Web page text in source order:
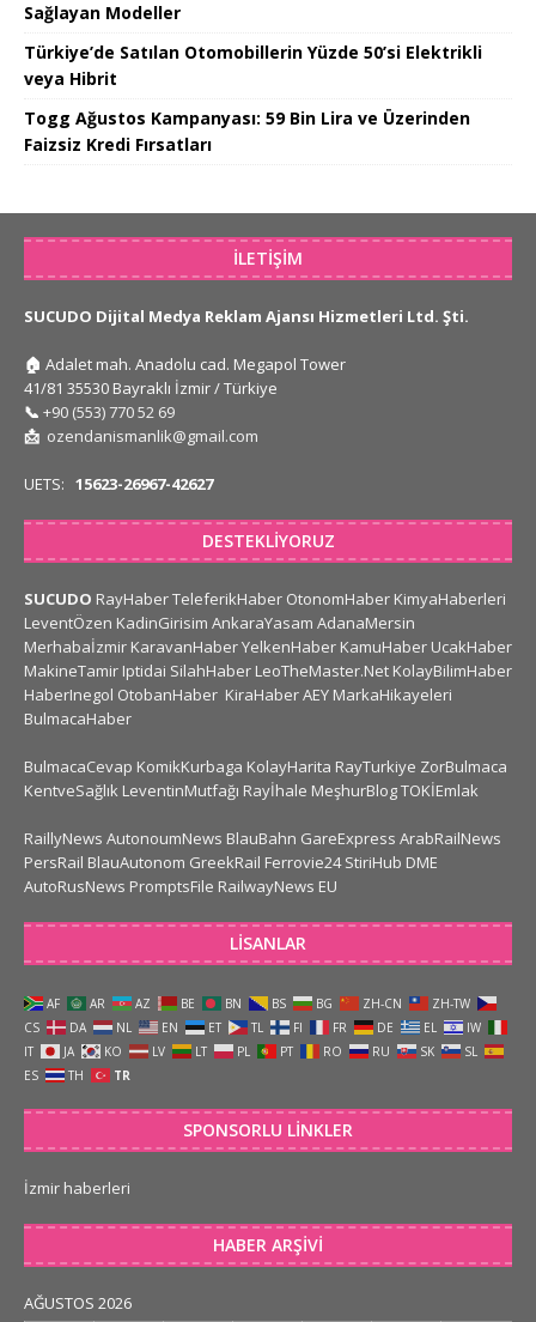
Sağlayan Modeller
Türkiye’de Satılan Otomobillerin Yüzde 50’si Elektrikli
veya Hibrit
Togg Ağustos Kampanyası: 59 Bin Lira ve Üzerinden
Faizsiz Kredi Fırsatları
İLETIŞIM
SUCUDO Dijital Medya Reklam Ajansı Hizmetleri Ltd. Şti.
🏠 Adalet mah. Anadolu cad. Megapol Tower
41/81 35530 Bayraklı İzmir / Türkiye
📞 +90 (553) 770 52 69
📩 ozendanismanlik@gmail.com
UETS: 15623-26967-42627
DESTEKLIYORUZ
SUCUDO RayHaberTeleferikHaber OtonomHaber KimyaHaberleri
LeventÖzen KadinGirisim AnkaraYasam AdanaMersin
Merhabaİzmir KaravanHaberYelkenHaber KamuHaber UcakHaber
MakineTamir Iptidai SilahHaber LeoTheMaster.Net KolayBilimHaber
HaberInegol OtobanHaber KiraHaberAEY MarkaHikayeleri
BulmacaHaber
BulmacaCevap KomikKurbaga KolayHarita RayTurkiye ZorBulmaca
KentveSağlık LeventinMutfağı Rayİhale MeşhurBlogTOKİEmlak
RaillyNews AutonoumNews BlauBahn GareExpress ArabRailNews
PersRail BlauAutonom GreekRail Ferrovie24 StiriHub DME
AutoRusNews PromptsFile RailwayNews EU
LISANLAR
AF AR AZ BE BN BS BG ZH-CN
ZH-TW
CS
DA NL EN ET TL FI FR DE EL
IW
IT
JA KO LV LT PL PT RO RU SK
SL
ES
TH TR
SPONSORLU LINKLER
İzmir haberleri
HABER ARŞIVI
AĞUSTOS 2026